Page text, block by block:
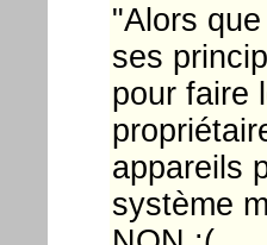
"Alors
ses
pour faire
appareils
système